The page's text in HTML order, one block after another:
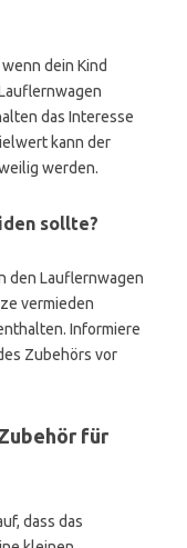
dein Kind
das Interesse
kann der
werden.
sollte?
den Lauflernwagen
vermieden
Informiere
Zubehörs vor
für
dass das